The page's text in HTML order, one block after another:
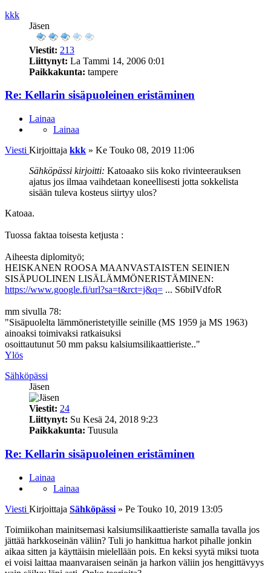
kkk
Jäsen
Viestit: 213
Liittynyt: La Tammi 14, 2006 0:01
Paikkakunta: tampere
Re: Kellarin sisäpuoleinen eristäminen
Lainaa
Lainaa
Viesti Kirjoittaja kkk » Ke Touko 08, 2019 11:06
Sähköpässi kirjoitti: Katoaako siis koko rivinteerauksen
ajatus jos ilmaa vaihdetaan koneellisesti jotta sokkelista
sisään tuleva kosteus siirtyy ulos?
Katoaa.
Tuossa faktaa toisesta ketjusta :
Aiheesta diplomityö;
HEISKANEN ROOSA MAANVASTAISTEN SEINIEN
SISÄPUOLINEN LISÄLÄMMÖNERISTÄMINEN:
https://www.google.fi/url?sa=t&rct=j&q= ... S6biIVdfoR
mm sivulla 78:
"Sisäpuolelta lämmöneristetyille seinille (MS 1959 ja MS 1963)
ainoaksi toimivaksi ratkaisuksi
osoittautunut 50 mm paksu kalsiumsilikaattieriste.."
Ylös
Sähköpässi
Jäsen
Viestit: 24
Liittynyt: Su Kesä 24, 2018 9:23
Paikkakunta: Tuusula
Re: Kellarin sisäpuoleinen eristäminen
Lainaa
Lainaa
Viesti Kirjoittaja Sähköpässi » Pe Touko 10, 2019 13:05
Toimiikohan mainitsemasi kalsiumsilikaattieriste samalla tavalla jos
jättää harkkoseinän väliin? Tuli jo hankittua harkot pihalle jonkin
aikaa sitten ja käyttäisin mielellään pois. En keksi syytä miksi tuota
ei voisi laittaa maanvaraisen seinän ja harkon väliin jos hengittävyys